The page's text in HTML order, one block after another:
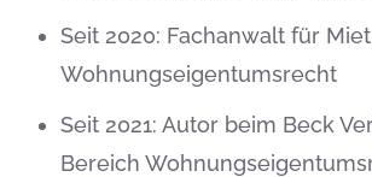
Seit 2020: Fachanwalt für
Wohnungseigentumsrecht
Seit 2021: Autor beim Beck
Bereich